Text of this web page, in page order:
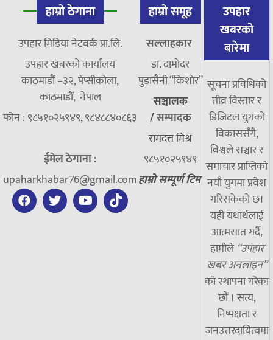
हाम्रो ठेगाना
उपहार मिडिया नेटवर्क प्रा.लि.
उपहार खबरको कार्यालय
काठमाडौं –३२, पेप्सीकोला,
काठमाडौँ, नेपाल
फोन : ९८५१०२५९४९, ९८४८८४०८६३
ईमेल ठेगाना :
upaharkhabar76@gmail.com
हाम्रो समूह
सल्लाहकार
डा. दामाेदर
पुडासैनी “किशाेर”
सञ्चालक
/सम्पादक
रामदत्त मिश्र
९८५१०२५९४९
हाम्रो सम्पूर्ण टिम
उपहार
खबरको
बारेमा
सूचना प्रविधिको
तीव्र विस्तार र
डिजिटल युगको
विकाससँगै,
विश्वले सञ्चार र
समाचार प्राप्तिको
नयाँ युगमा प्रवेश
गरिसकेको छ।
यही यथार्थलाई
आत्मसात गर्दै,
हामीले “उपहार
खबर अनलाइन”
को स्थापना गरेका
छौं । सत्य,
निष्पक्षता र
जनउत्तरदायित्वमा